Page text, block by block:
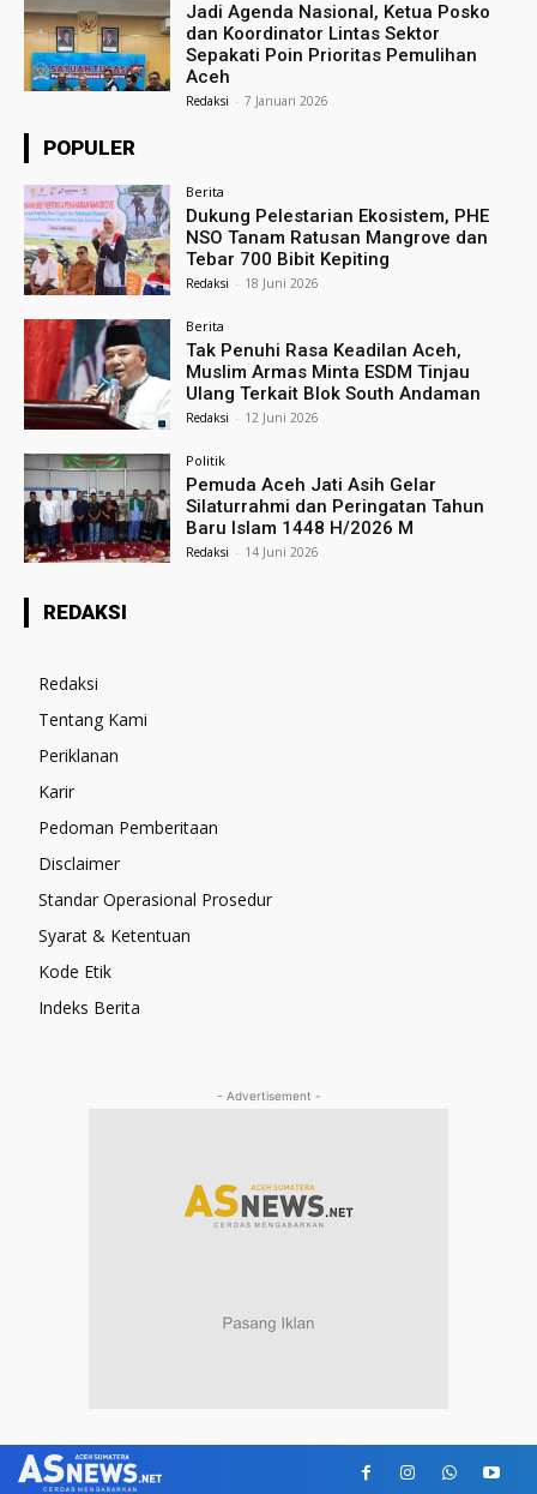
Jadi Agenda Nasional, Ketua Posko
dan Koordinator Lintas Sektor
Sepakati Poin Prioritas Pemulihan
Aceh
Redaksi - 7 Januari 2026
POPULER
Berita
Dukung Pelestarian Ekosistem, PHE
NSO Tanam Ratusan Mangrove dan
Tebar 700 Bibit Kepiting
Redaksi - 18 Juni 2026
Berita
Tak Penuhi Rasa Keadilan Aceh,
Muslim Armas Minta ESDM Tinjau
Ulang Terkait Blok South Andaman
Redaksi - 12 Juni 2026
Politik
Pemuda Aceh Jati Asih Gelar
Silaturrahmi dan Peringatan Tahun
Baru Islam 1448 H/2026 M
Redaksi - 14 Juni 2026
REDAKSI
Redaksi
Tentang Kami
Periklanan
Karir
Pedoman Pemberitaan
Disclaimer
Standar Operasional Prosedur
Syarat & Ketentuan
Kode Etik
Indeks Berita
- Advertisement -